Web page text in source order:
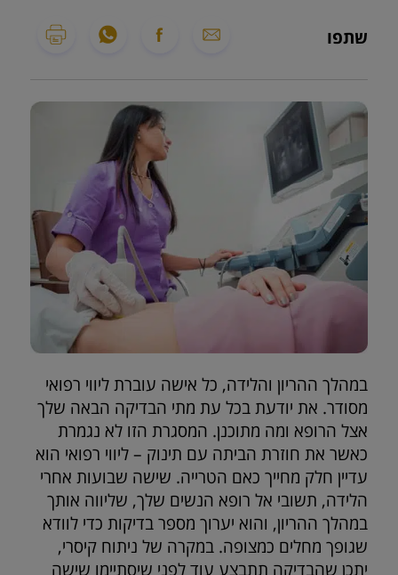
שתפו
במהלך ההריון והלידה, כל אישה עוברת ליווי רפואי
מסודר. את יודעת בכל עת מתי הבדיקה הבאה שלך
אצל הרופא ומה מתוכנן. המסגרת הזו לא נגמרת
כאשר את חוזרת הביתה עם תינוק – ליווי רפואי הוא
עדיין חלק מחייך כאם הטרייה. שישה שבועות אחרי
הלידה, תשובי אל רופא הנשים שלך, שליווה אותך
במהלך ההריון, והוא יערוך מספר בדיקות כדי לוודא
שגופך מחלים כמצופה. במקרה של ניתוח קיסרי,
יתכן שהבדיקה תתבצע עוד לפני שיסתיימו שישה